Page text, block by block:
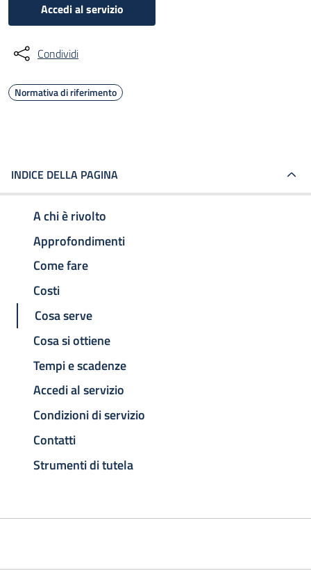
Accedi al servizio
Condividi
Normativa di riferimento
INDICE DELLA PAGINA
A chi è rivolto
Approfondimenti
Come fare
Costi
Cosa serve
Cosa si ottiene
Tempi e scadenze
Accedi al servizio
Condizioni di servizio
Contatti
Strumenti di tutela